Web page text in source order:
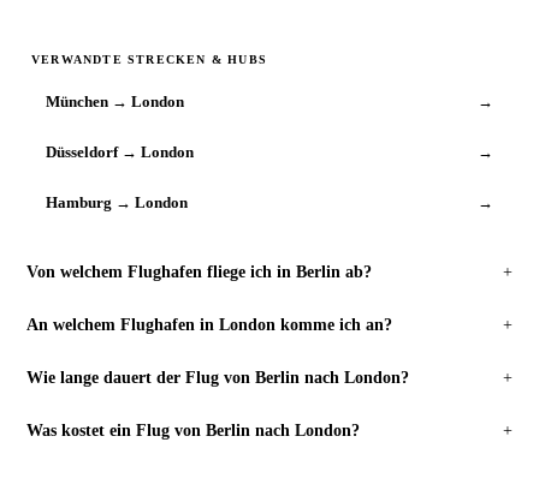
VERWANDTE STRECKEN & HUBS
München → London →
Düsseldorf → London →
Hamburg → London →
Von welchem Flughafen fliege ich in Berlin ab? +
An welchem Flughafen in London komme ich an? +
Wie lange dauert der Flug von Berlin nach London? +
Was kostet ein Flug von Berlin nach London? +